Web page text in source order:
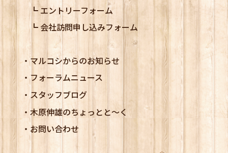
エントリーフォーム
会社訪問申し込みフォーム
マルコシからのお知らせ
フォーラムニュース
スタッフブログ
木原伸雄のちょっとと～く
お問い合わせ